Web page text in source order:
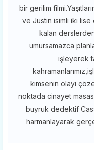
bir gerilim
ve Justin isimli iki lise
kalan
umursamazca
işleyerek
kimsenin olayı
noktada cinayet
buyruk dedektif
harmanlayarak